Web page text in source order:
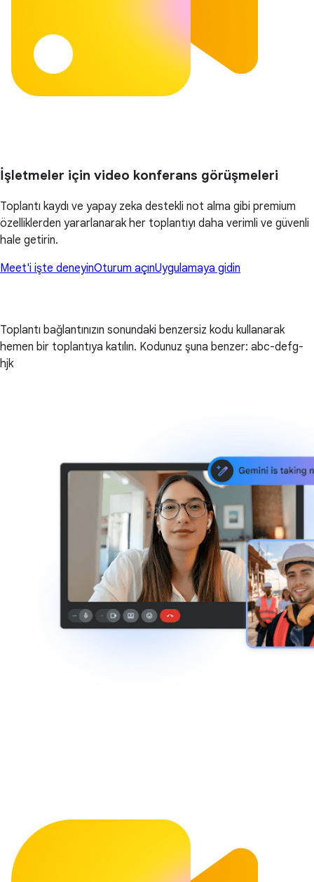
İşletmeler için video konferans görüşmeleri
Toplantı kaydı ve yapay zeka destekli not alma gibi premium
özelliklerden yararlanarak her toplantıyı daha verimli ve güvenli
hale getirin.
Meet'i işte deneyinOturum açınUygulamaya gidin
Toplantı bağlantınızın sonundaki benzersiz kodu kullanarak
hemen bir toplantıya katılın. Kodunuz şuna benzer: abc-defg-
hjk